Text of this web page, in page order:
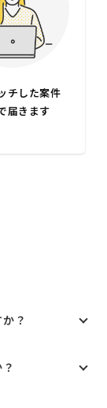
チした案件
届きます
？